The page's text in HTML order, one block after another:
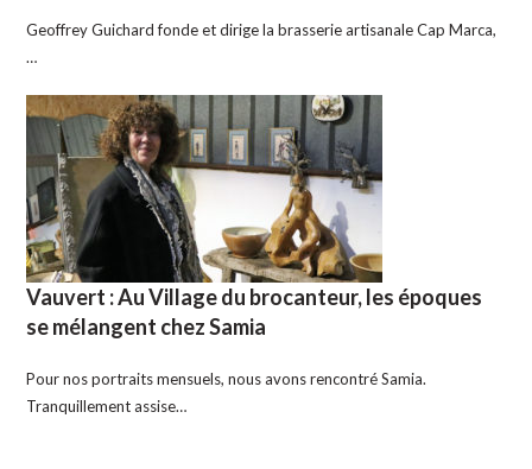
Geoffrey Guichard fonde et dirige la brasserie artisanale Cap Marca,
…
Vauvert : Au Village du brocanteur, les époques
se mélangent chez Samia
Pour nos portraits mensuels, nous avons rencontré Samia.
Tranquillement assise…